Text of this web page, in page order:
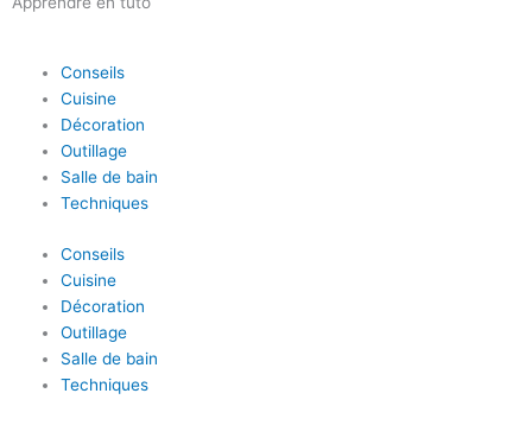
Conseils
Cuisine
Décoration
Outillage
Salle de bain
Techniques
Conseils
Cuisine
Décoration
Outillage
Salle de bain
Techniques